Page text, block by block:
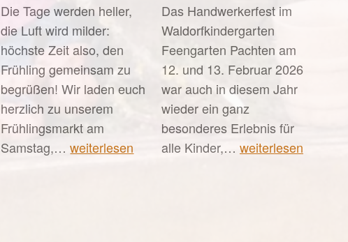
Die Tage werden heller,
die Luft wird milder:
höchste Zeit also, den
Frühling gemeinsam zu
begrüßen! Wir laden euch
herzlich zu unserem
Frühlingsmarkt am
Samstag,…Frühlingsmarkt
weiterlesen
Das Handwerkerfest im
Waldorfkindergarten
Feengarten Pachten am
12. und 13. Februar 2026
war auch in diesem Jahr
wieder ein ganz
besonderes Erlebnis für
alle Kinder,… Kleine
weiterlesen